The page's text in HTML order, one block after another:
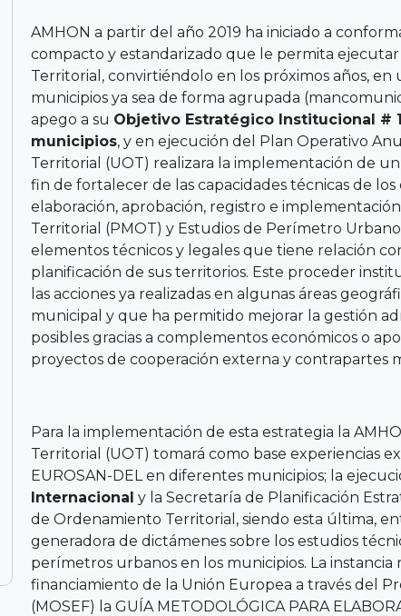
AMHON a partir del año 2019 ha iniciado a
compacto y estandarizado que le permita
Territorial, convirtiéndolo en los próximos años,
municipios ya sea de forma agrupada
apego a su Objetivo Estratégico Institucional #
municipios, y en ejecución del Plan Operativo
Territorial (UOT) realizara la implementación de
fin de fortalecer de las capacidades técnicas de
elaboración, aprobación, registro e
Territorial (PMOT) y Estudios de Perímetro
elementos técnicos y legales que tiene relación
planificación de sus territorios. Este proceder
las acciones ya realizadas en algunas áreas
municipal y que ha permitido mejorar la gestión
posibles gracias a complementos económicos o
proyectos de cooperación externa y contrapartes
Para la implementación de esta estrategia la
Territorial (UOT) tomará como base experiencias
EUROSAN-DEL en diferentes municipios; la
Internacional y la Secretaría de Planificación
de Ordenamiento Territorial, siendo esta última,
generadora de dictámenes sobre los estudios
perímetros urbanos en los municipios. La
financiamiento de la Unión Europea a través del
(MOSEF) la GUÍA METODOLÓGICA PARA